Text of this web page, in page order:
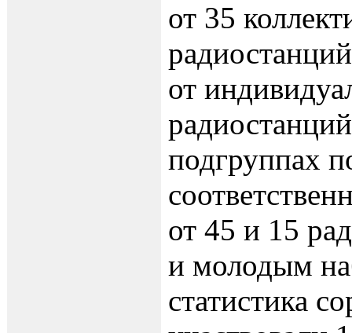
от 35
от
подгруппах
от 45 и 15
и молодым
статистика